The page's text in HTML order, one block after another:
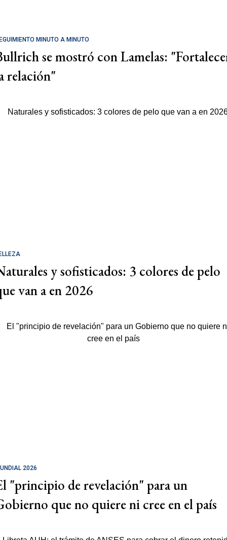
MINUTO A MINUTO
se mostró con Lamelas:
relación"
y sofisticados: 3 colores de pelo
van a en 2026
2026
"principio de revelación" para un
que no quiere ni cree en el país